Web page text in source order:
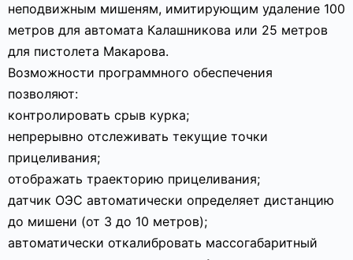
неподвижным мишеням, имитирующим удаление 100
метров для автомата Калашникова или 25 метров
для пистолета Макарова.
Возможности программного обеспечения
позволяют:
контролировать срыв курка;
непрерывно отслеживать текущие точки
прицеливания;
отображать траекторию прицеливания;
датчик ОЭС автоматически определяет дистанцию
до мишени (от 3 до 10 метров);
автоматически откалибровать массогабаритный